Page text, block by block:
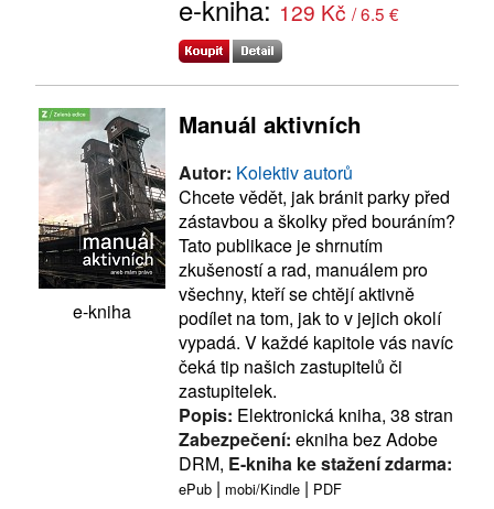
e-kniha: 129 Kč / 6.5 €
e-kniha
Manuál aktivních
Autor: Kolektiv autorů
Chcete vědět, jak bránit parky před
zástavbou a školky před bouráním?
Tato publikace je shrnutím
zkušeností a rad, manuálem pro
všechny, kteří se chtějí aktivně
podílet na tom, jak to v jejich okolí
vypadá. V každé kapitole vás navíc
čeká tip našich zastupitelů či
zastupitelek.
Popis: Elektronická kniha, 38 stran
Zabezpečení: ekniha bez Adobe
DRM, E-kniha ke stažení zdarma:
ePub | mobi/Kindle | PDF